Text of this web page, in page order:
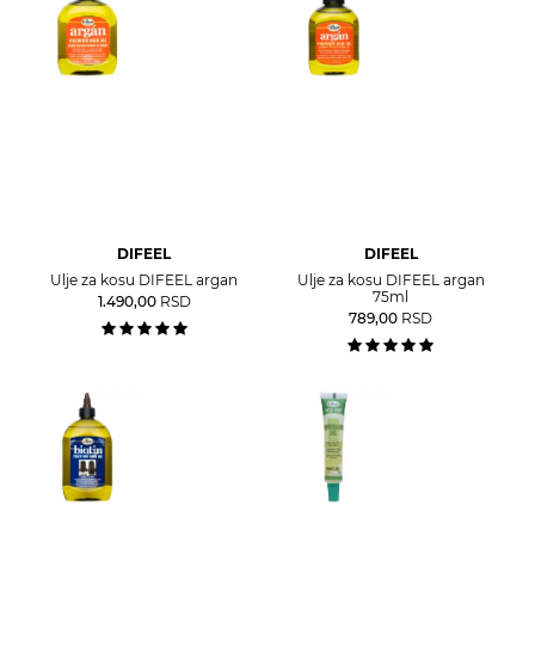
DIFEEL
Ulje za kosu DIFEEL argan
1.490,00 RSD
DIFEEL
Ulje za kosu DIFEEL argan
75ml
789,00 RSD